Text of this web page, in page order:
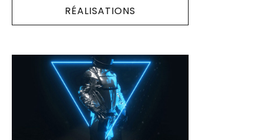
RÉALISATIONS